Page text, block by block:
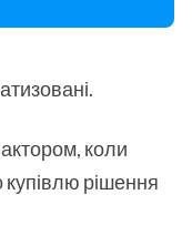
коли
рішення